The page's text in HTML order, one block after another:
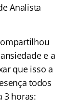
Analista
e a
que isso a
todos
3 horas: